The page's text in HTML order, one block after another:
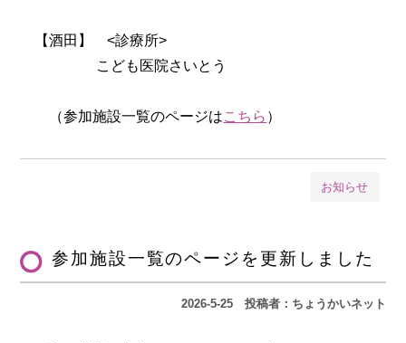
【酒田】 <診療所>
こども医院さいとう
（参加施設一覧のページはこちら ）
お知らせ
参加施設一覧のページを更新しました
2026-5-25投稿者：ちょうかいネット